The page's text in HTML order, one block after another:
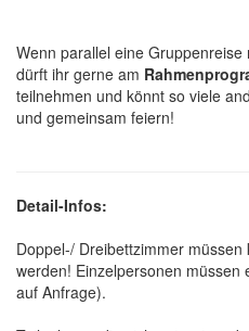
Wenn parallel eine
dürft ihr gerne am
teilnehmen und könnt so viele
und gemeinsam feiern!
Detail-Infos:
Doppel-/ Dreibettzimmer
werden! Einzelpersonen müssen
auf Anfrage).